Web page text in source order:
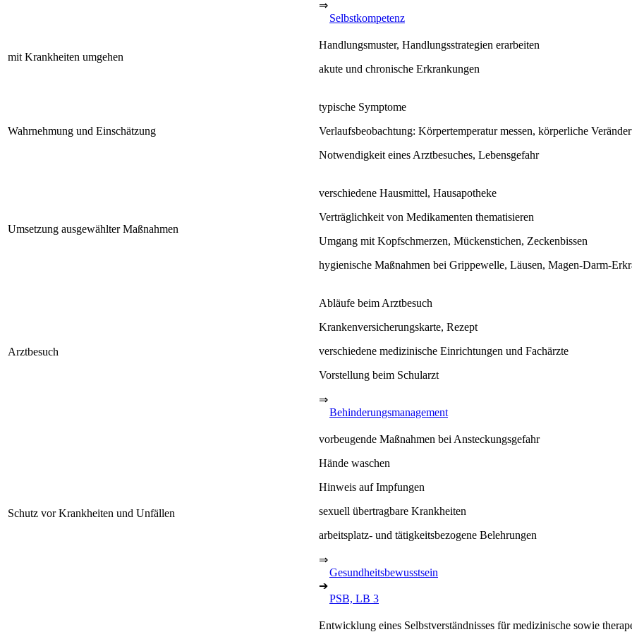
⇒
Selbstkompetenz
mit Krankheiten umgehen
Handlungsmuster, Handlungsstrategien erarbeiten
akute und chronische Erkrankungen
Wahrnehmung und Einschätzung
typische Symptome
Verlaufsbeobachtung: Körpertemperatur messen, körperliche
Notwendigkeit eines Arztbesuches, Lebensgefahr
Umsetzung ausgewählter Maßnahmen
verschiedene Hausmittel, Hausapotheke
Verträglichkeit von Medikamenten thematisieren
Umgang mit Kopfschmerzen, Mückenstichen, Zeckenbissen
hygienische Maßnahmen bei Grippewelle, Läusen, Magen-Darm-
Arztbesuch
Abläufe beim Arztbesuch
Krankenversicherungskarte, Rezept
verschiedene medizinische Einrichtungen und Fachärzte
Vorstellung beim Schularzt
⇒
Behinderungsmanagement
Schutz vor Krankheiten und Unfällen
vorbeugende Maßnahmen bei Ansteckungsgefahr
Hände waschen
Hinweis auf Impfungen
sexuell übertragbare Krankheiten
arbeitsplatz- und tätigkeitsbezogene Belehrungen
⇒
Gesundheitsbewusstsein
➔
PSB, LB 3
Entwicklung eines Selbstverständnisses für medizinische sowie